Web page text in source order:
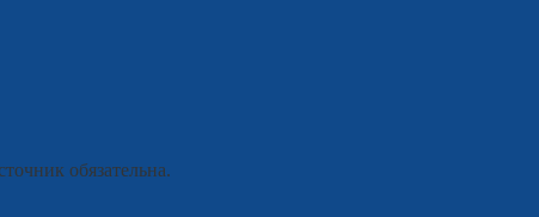
обязательна.